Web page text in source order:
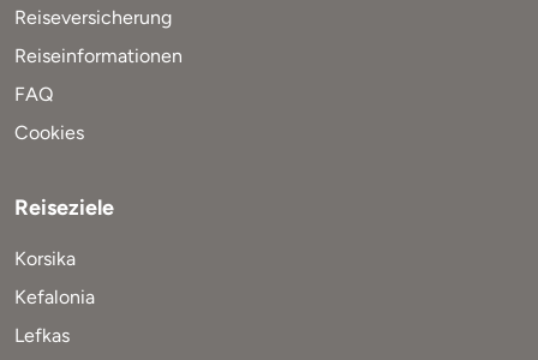
Reiseversicherung
Reiseinformationen
FAQ
Cookies
Reiseziele
Korsika
Kefalonia
Lefkas